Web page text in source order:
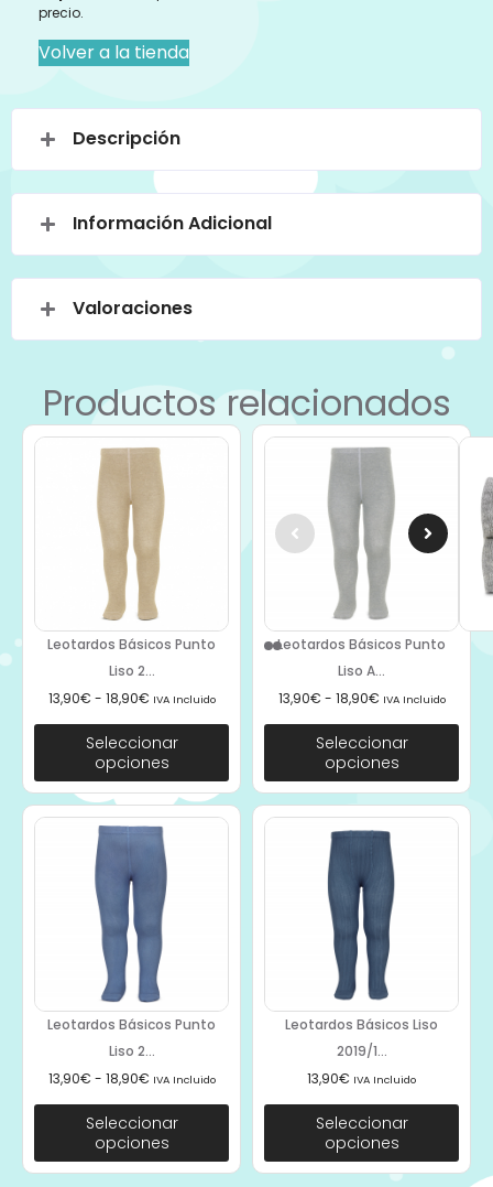
precio.
Volver a la tienda
Descripción
Información Adicional
Valoraciones
Productos relacionados
Leotardos Básicos Punto
Liso 2...
13,90€ - 18,90€ IVA Incluido
Seleccionar
opciones
Leotardos Básicos Punto
Liso A...
13,90€ - 18,90€ IVA Incluido
Seleccionar
opciones
Leotardos Básicos Punto
Liso 2...
13,90€ - 18,90€ IVA Incluido
Seleccionar
opciones
Leotardos Básicos Liso
2019/1...
13,90€ IVA Incluido
Seleccionar
opciones